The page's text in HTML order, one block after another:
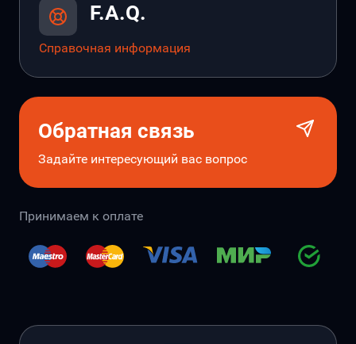
F.A.Q.
Справочная информация
Обратная связь
Задайте интересующий вас вопрос
Принимаем к оплате